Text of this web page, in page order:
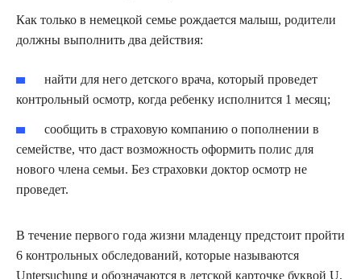
Как только в немецкой семье рождается малыш, родители
должны выполнить два действия:
найти для него детского врача, который проведет
контрольный осмотр, когда ребенку исполнится 1 месяц;
сообщить в страховую компанию о пополнении в
семействе, что даст возможность оформить полис для
нового члена семьи. Без страховки доктор осмотр не
проведет.
В течение первого года жизни младенцу предстоит пройти
6 контрольных обследований, которые называются
Untersuchung и обозначаются в детской карточке буквой U.